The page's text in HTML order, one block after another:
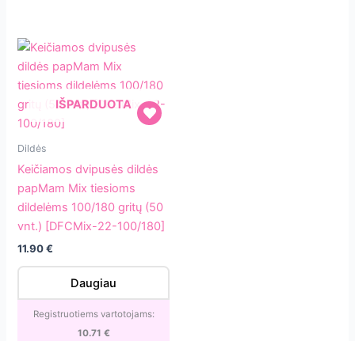
Keičiamos
papMam
dildelėms
(50
IŠPARDUOTA
Dildės
Keičiamos dvipusės dildės
papMam Mix tiesioms
dildelėms 100/180 gritų (50
vnt.) [DFCMix-22-100/180]
11.90€
Daugiau
Registruotiems vartotojams:
10.71 €